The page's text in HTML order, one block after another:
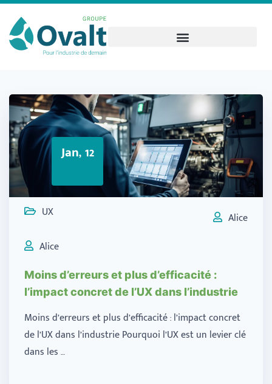
Jan, 12
UX
Alice
Alice
Moins d’erreurs et plus d’efficacité :
l’impact concret de l’UX dans l’industrie
Moins d’erreurs et plus d’efficacité : l’impact concret
de l’UX dans l’industrie Pourquoi l’UX est un levier clé
dans les …